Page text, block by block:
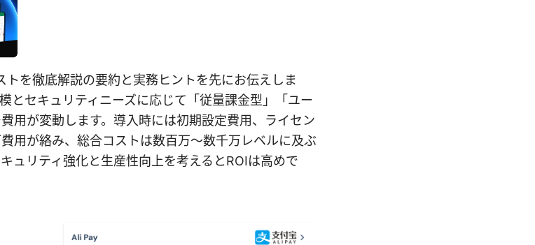
を徹底解説の要約と実務ヒントを先にお伝えしま
とセキュリティニーズに応じて「従量課金型」「ユー
用が変動します。導入時には初期設定費用、ライセン
用が絡み、総合コストは数百万〜数千万レベルに及ぶ
ュリティ強化と生産性向上を考えるとROIは高めで